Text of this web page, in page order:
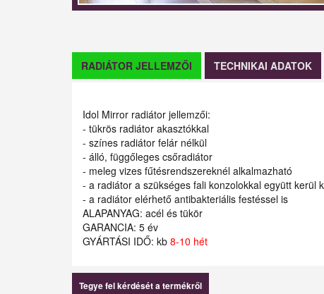
RADIÁTOR JELLEMZŐI TECHNIKAI ADATOK
Idol Mirror radiátor jellemzői:
- tükrös radiátor akasztókkal
- színes radiátor felár nélkül
- álló, függőleges csőradiátor
- meleg vizes fűtésrendszereknél alkalmazható
- a radiátor a szükséges fali konzolokkal együtt kerül
- a radiátor elérhető antibakteriális festéssel is
ALAPANYAG: acél és tükör
GARANCIA: 5 év
GYÁRTÁSI IDŐ: kb 8-10 hét
Tegye fel kérdését a termékről